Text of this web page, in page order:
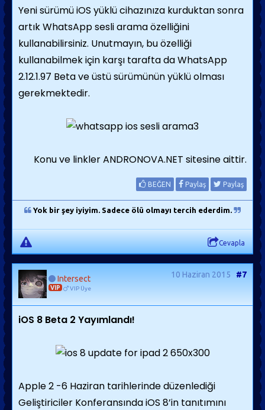
Yeni sürümü iOS yüklü cihazınıza kurduktan sonra
artık WhatsApp sesli arama özelliğini
kullanabilirsiniz. Unutmayın, bu özelliği
kullanabilmek için karşı tarafta da WhatsApp
2.12.1.97 Beta ve üstü sürümünün yüklü olması
gerekmektedir.
Konu ve linkler ANDRONOVA.NET sitesine aittir.
BEĞEN Paylaş Paylaş
Yok bir şey iyiyim. Sadece ölü olmayı tercih ederdim.
Cevapla
Intersect
VIP VIP Üye
10 Haziran 2015 #7
iOS 8 Beta 2 Yayımlandı!
Apple 2 -6 Haziran tarihlerinde düzenlediği
Geliştiriciler Konferansında iOS 8’in tanıtımını